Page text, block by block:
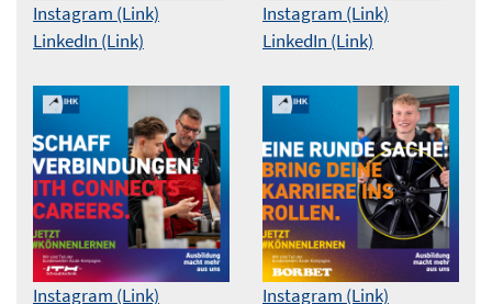
Instagram (Link)
LinkedIn (Link)
Instagram (Link)
LinkedIn (Link)
Instagram (Link) Instagram (Link)